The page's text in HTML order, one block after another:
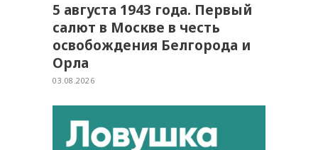
5 августа 1943 года. Первый
салют в Москве в честь
освобождения Белгорода и
Орла
03.08.2026